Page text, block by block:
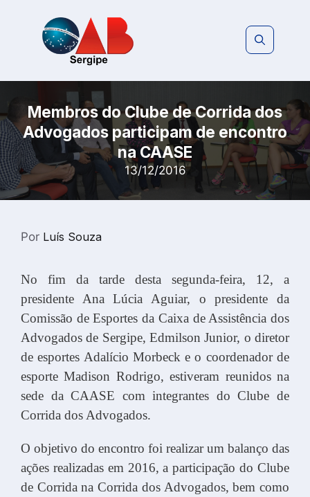
Membros do Clube de Corrida dos
Advogados participam de encontro
na CAASE
13/12/2016
Por Luís Souza
No fim da tarde desta segunda-feira, 12, a
presidente Ana Lúcia Aguiar, o presidente da
Comissão de Esportes da Caixa de Assistência dos
Advogados de Sergipe, Edmilson Junior, o diretor
de esportes Adalício Morbeck e o coordenador de
esporte Madison Rodrigo, estiveram reunidos na
sede da CAASE com integrantes do Clube de
Corrida dos Advogados.
O objetivo do encontro foi realizar um balanço das
ações realizadas em 2016, a participação do Clube
de Corrida na Corrida dos Advogados, bem como